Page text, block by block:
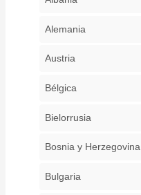
Alemania
Austria
Bélgica
Bielorrusia
Bosnia y Herzegovina
Bulgaria